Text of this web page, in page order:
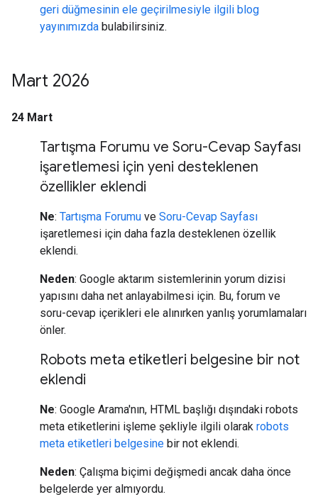
geri düğmesinin ele geçirilmesiyle ilgili blog
yayınımızda bulabilirsiniz.
Mart 2026
24 Mart
Tartışma Forumu ve Soru-Cevap Sayfası
işaretlemesi için yeni desteklenen
özellikler eklendi
Ne: Tartışma Forumu ve Soru-Cevap Sayfası
işaretlemesi için daha fazla desteklenen özellik
eklendi.
Neden: Google aktarım sistemlerinin yorum dizisi
yapısını daha net anlayabilmesi için. Bu, forum ve
soru-cevap içerikleri ele alınırken yanlış yorumlamaları
önler.
Robots meta etiketleri belgesine bir not
eklendi
Ne: Google Arama'nın, HTML başlığı dışındaki robots
meta etiketlerini işleme şekliyle ilgili olarak robots
meta etiketleri belgesine bir not eklendi.
Neden: Çalışma biçimi değişmedi ancak daha önce
belgelerde yer almıyordu.